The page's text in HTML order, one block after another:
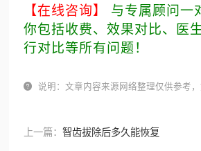
【在线咨询】
与专属顾问一
你包括收费、效果对比、医
行对比等所有问题！
 说明：文章内容来源网络整理仅供参考
上一篇： 智齿拔除后多久能恢复